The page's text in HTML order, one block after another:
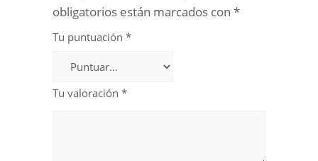
obligatorios están marcados con *
Tu puntuación *
Tu valoración *